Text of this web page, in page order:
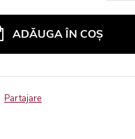
ADĂUGA ÎN COŞ
Partajare